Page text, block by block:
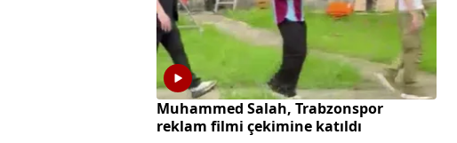
Muhammed Salah, Trabzonspor
reklam filmi çekimine katıldı